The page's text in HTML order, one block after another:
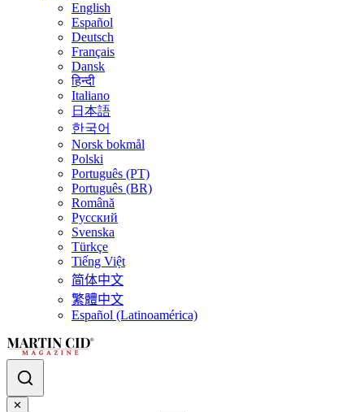
English
Español
Deutsch
Français
Dansk
हिन्दी
Italiano
日本語
한국어
Norsk bokmål
Polski
Português (PT)
Português (BR)
Română
Русский
Svenska
Türkçe
Tiếng Việt
简体中文
繁體中文
Español (Latinoamérica)
✕